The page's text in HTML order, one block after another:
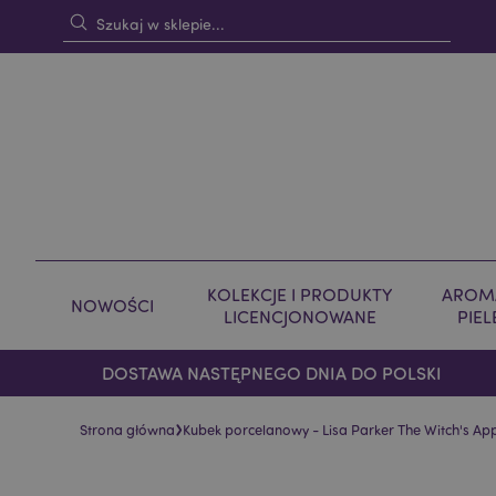
NOWOŚCI
KOLEKCJE I PRODUKTY
LICENCJONOWANE
DOSTAWA NASTĘPNEGO DNIA DO POLSKI
Strona główna›Kubek porcelanowy - Lisa Parker The Witch's